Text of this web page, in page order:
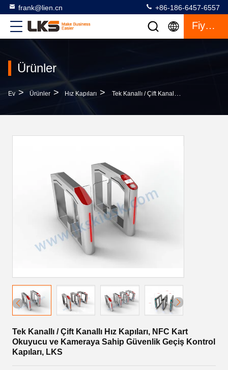
frank@lien.cn +86-186-6457-6557
Fiyat Teklifi
Ürünler
Ev > Ürünler > Hız Kapıları > Tek Kanallı / Çift Kanallı Hız Kapıları, NFC Kart Okuyucu Ve Kameraya Sahip Güvenlik Geçiş Kontrol Kapıları, LKS
Tek Kanallı / Çift Kanallı Hız Kapıları, NFC Kart
Okuyucu ve Kameraya Sahip Güvenlik Geçiş Kontrol
Kapıları, LKS